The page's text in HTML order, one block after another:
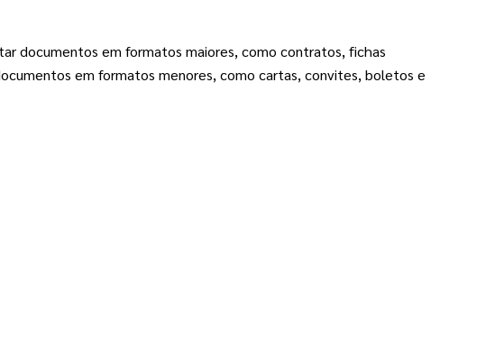
documentos em formatos maiores, como contratos, fichas
em formatos menores, como cartas, convites, boletos e